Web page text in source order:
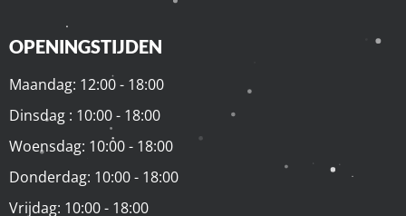
OPENINGSTIJDEN
Maandag: 12:00 - 18:00
Dinsdag : 10:00 - 18:00
Woensdag: 10:00 - 18:00
Donderdag: 10:00 - 18:00
Vrijdag: 10:00 - 18:00